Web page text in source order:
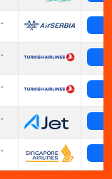
-
-
-
-
-